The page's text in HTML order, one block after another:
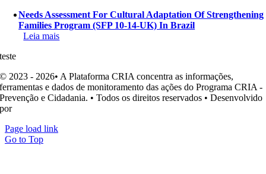
Needs Assessment For Cultural Adaptation Of Strengthening
Families Program (SFP 10-14-UK) In Brazil
Leia mais
teste
© 2023 - 2026• A Plataforma CRIA concentra as informações,
ferramentas e dados de monitoramento das ações do Programa CRIA -
Prevenção e Cidadania. • Todos os direitos reservados • Desenvolvido
por
Page load link
Go to Top